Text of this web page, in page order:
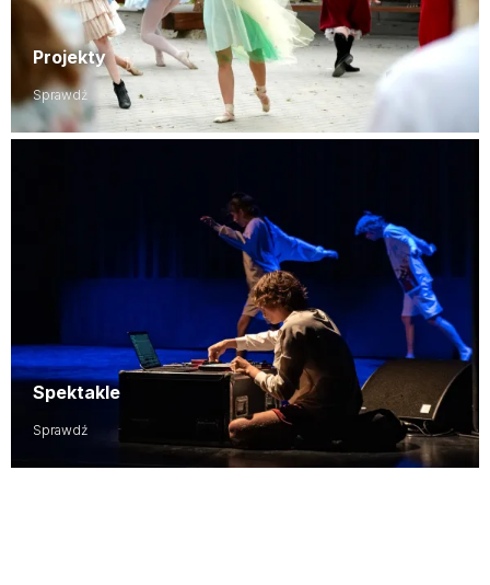
Projekty
Sprawdź
Spektakle
Sprawdź